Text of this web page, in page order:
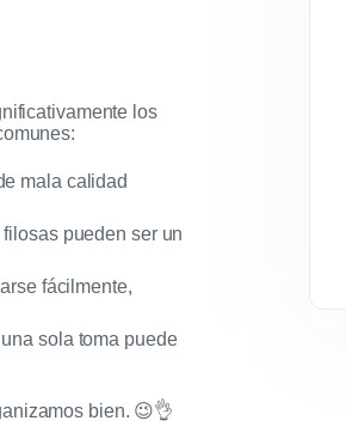
los
mala calidad
pueden ser un
fácilmente,
sola toma puede
bien. 😉👌